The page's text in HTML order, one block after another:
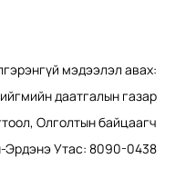
мэдээлэл авах:
даатгалын газар
Олголтын байцаагч
Утас: 8090-0438